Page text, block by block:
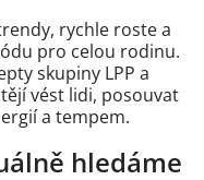
rychle roste a
pro celou rodinu.
skupiny LPP a
vést lidi, posouvat
a tempem.
hledáme